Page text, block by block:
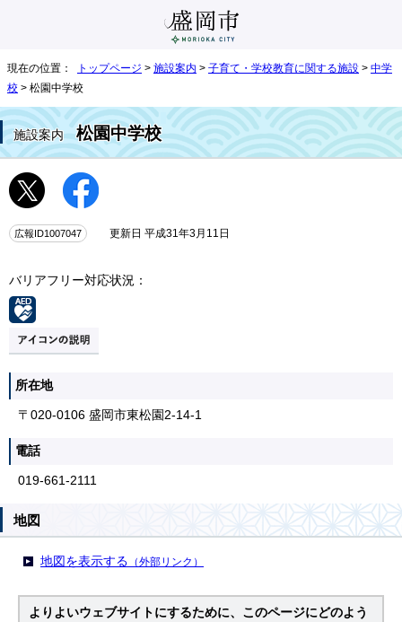
現在の位置： トップページ > 施設案内 > 子育て・学校教育に関する施設 > 中学
校 > 松園中学校
施設案内松園中学校
広報ID1007047 更新日 平成31年3月11日
バリアフリー対応状況：
所在地
〒020-0106 盛岡市東松園2-14-1
電話
019-661-2111
地図
地図を表示する （外部リンク）
よりよいウェブサイトにするために、このページにどのよう